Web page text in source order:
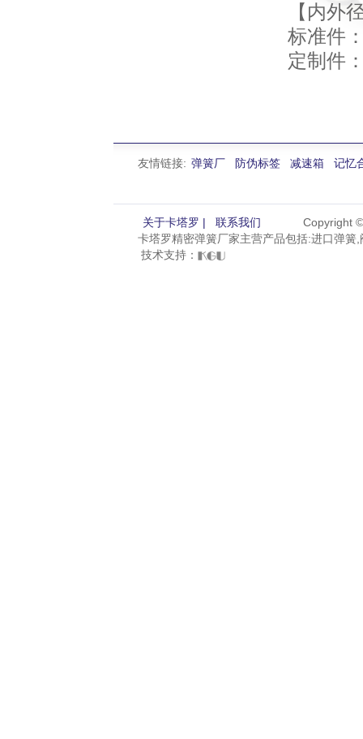
【内外
标准件
定制件
友情链接: 弹簧厂 防伪标签 减速箱 记忆
关于卡塔罗 | 联系我们
Copyright
卡塔罗精密弹簧厂家主营产品包括:进口弹
技术支持：